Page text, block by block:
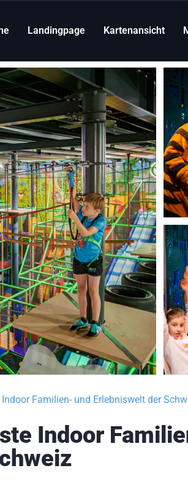
Landingpage Kartenansicht
Familien- und Erlebniswelt der
Indoor